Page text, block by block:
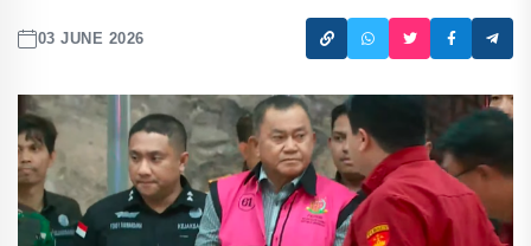
03 JUNE 2026